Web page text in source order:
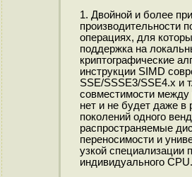
1. Двойной и более
производительности
операциях, для
поддержка на
криптографические
инструкции SIMD
SSE/SSSE3/SSE4.x и
совместимости
нет и не будет даже в
поколений одного
распространяемые
переносимости и
узкой специализации
индивидуального CPU.